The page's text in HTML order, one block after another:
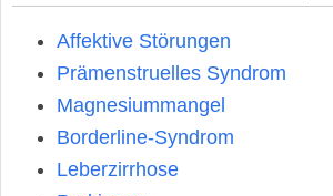
Affektive Störungen
Prämenstruelles Syndrom
Magnesiummangel
Borderline-Syndrom
Leberzirrhose